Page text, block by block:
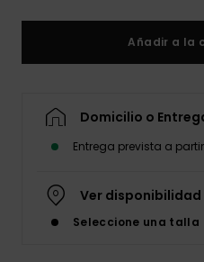
Añadir a la
Domicilio o
Entrega prevista a
Ver disponibilidad
Seleccione una talla